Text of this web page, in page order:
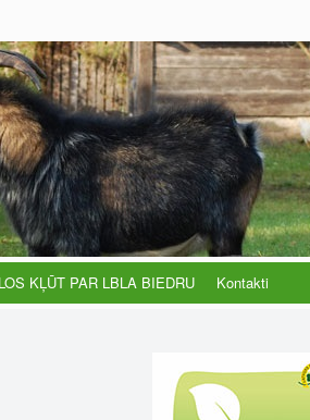
KĻŪT PAR LBLA BIEDRU Kontakti